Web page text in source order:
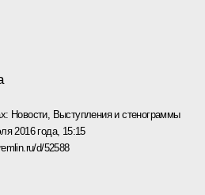
Новости, Выступления и стенограммы
2016 года, 15:15
d/52588